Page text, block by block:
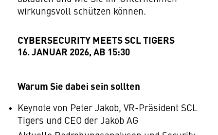
wirkungsvoll schützen können.
CYBERSECURITY MEETS SCL TIGERS
16. JANUAR 2026, AB 15:30
Warum Sie dabei sein sollten
Keynote von Peter Jakob, VR-Präsident SCL
Tigers und CEO der Jakob AG